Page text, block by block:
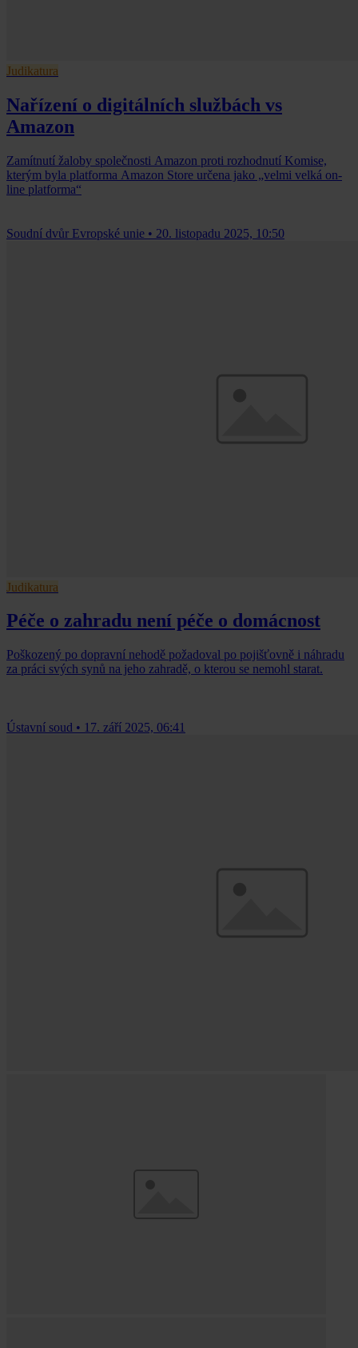
Judikatura
Nařízení o digitálních službách vs
Amazon
Zamítnutí žaloby společnosti Amazon proti rozhodnutí Komise,
kterým byla platforma Amazon Store určena jako „velmi velká on-
line platforma“
Soudní dvůr Evropské unie • 20. listopadu 2025, 10:50
Judikatura
Péče o zahradu není péče o domácnost
Poškozený po dopravní nehodě požadoval po pojišťovně i náhradu
za práci svých synů na jeho zahradě, o kterou se nemohl starat.
Ústavní soud • 17. září 2025, 06:41